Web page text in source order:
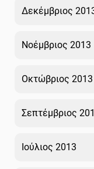
Δεκέμβριος
Νοέμβριος 2013
Οκτώβριος 2013
Σεπτέμβριος
Ιούλιος 2013